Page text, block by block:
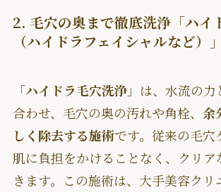
2. 毛穴の奥まで徹底洗浄「ハイ
（ハイドラフェイシャルなど）」
「ハイドラ毛穴洗浄」は、水流の力
合わせ、毛穴の奥の汚れや角栓、 余
しく除去する施術です。従来の毛穴
肌に負担をかけることなく、クリア
きます。この施術は、大手美容クリ